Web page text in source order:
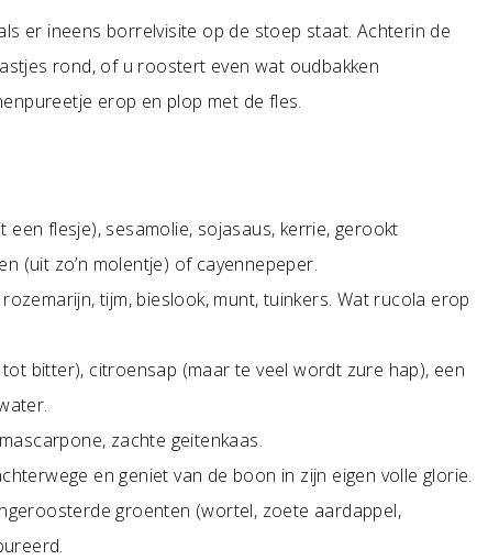
er ineens borrelvisite op de stoep staat. Achterin de
rond, of u roostert even wat oudbakken
erop en plop met de fles.
een flesje), sesamolie, sojasaus, kerrie, gerookt
(uit zo’n molentje) of cayennepeper.
tijm, bieslook, munt, tuinkers. Wat rucola erop
bitter), citroensap (maar te veel wordt zure hap), een
zachte geitenkaas.
en geniet van de boon in zijn eigen volle glorie.
groenten (wortel, zoete aardappel,